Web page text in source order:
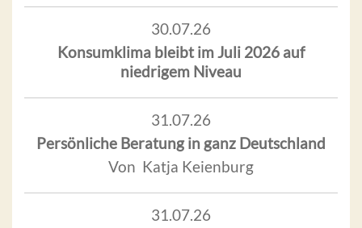
30.07.26
Konsumklima bleibt im Juli 2026 auf
niedrigem Niveau
31.07.26
Persönliche Beratung in ganz Deutschland
Von Katja Keienburg
31.07.26